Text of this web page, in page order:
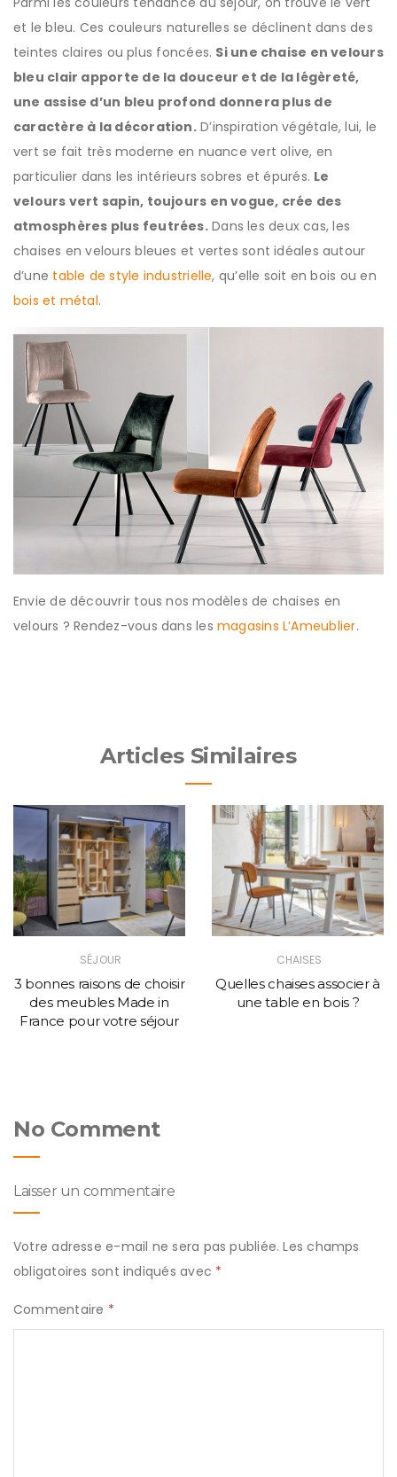
et le bleu. Ces couleurs naturelles se déclinent dans des
teintes claires ou plus foncées. Si une chaise en velours
bleu clair apporte de la douceur et de la légèreté,
une assise d’un bleu profond donnera plus de
caractère à la décoration.D’inspiration végétale, lui, le
vert se fait très moderne en nuance vert olive, en
particulier dans les intérieurs sobres et épurés. Le
velours vert sapin, toujours en vogue, crée des
atmosphères plus feutrées.Dans les deux cas, les
chaises en velours bleues et vertes sont idéales autour
d’une table de style industrielle, qu’elle soit en bois ou en
bois et métal.
Envie de découvrir tous nos modèles de chaises en
velours ? Rendez-vous dans les magasins L’Ameublier.
Articles Similaires
SÉJOUR
3 bonnes raisons de choisir
des meubles Made in
France pour votre séjour
CHAISES
Quelles chaises associer à
une table en bois ?
No Comment
Laisser un commentaire
Votre adresse e-mail ne sera pas publiée. Les champs
obligatoires sont indiqués avec *
Commentaire *